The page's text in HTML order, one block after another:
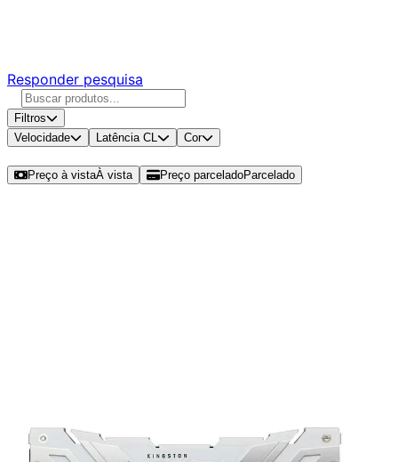
Responder pesquisa
Filtros
Velocidade
Latência CL Cor
Preço à vistaÀ vista Preço parceladoParcelado